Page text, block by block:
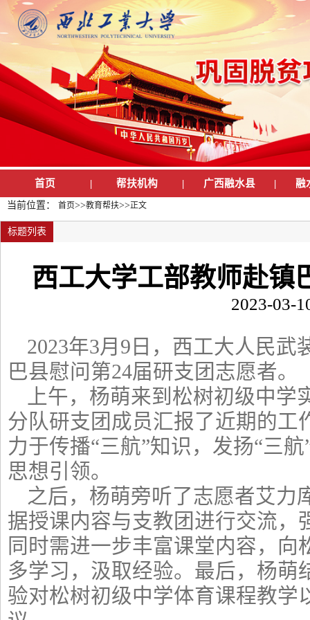
首页 | 帮扶机构 | 广西融水县 | 融
当前位置： 首页>>教育帮扶>>正文
标题列表
西工大学工部教师赴镇
2023-03-
2023年3月9日，西工大人民
巴县慰问第24届研支团志愿者。
上午，杨萌来到松树初级中
分队研支团成员汇报了近期的工
力于传播“三航”知识，发扬“三
思想引领。
之后，杨萌旁听了志愿者艾力
据授课内容与支教团进行交流，
同时需进一步丰富课堂内容，
多学习，汲取经验。最后，杨萌
验对松树初级中学体育课程教学